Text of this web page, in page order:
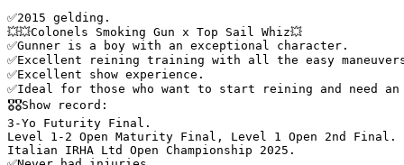
✅️2015 gelding.
💥💥Colonels Smoking Gun x Top Sail Whiz💥
✅️Gunner is a boy with an exceptional character.
✅️Excellent reining training with all the easy
✅️Excellent show experience.
✅️Ideal for those who want to start reining and need
🎖🎖Show record:
3-Yo Futurity Final.
Level 1-2 Open Maturity Final, Level 1 Open 2nd Final.
Italian IRHA Ltd Open Championship 2025.